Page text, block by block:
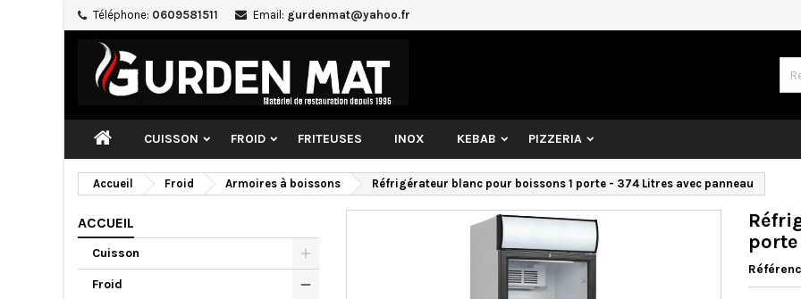
Téléphone: 0609581511 Email: gurdenmat@yahoo.fr
CUISSON FROID FRITEUSES INOX KEBAB PIZZERIA
Accueil Froid Armoires à boissons Réfrigérateur blanc pour boissons 1 porte - 374 Litres avec panneau
ACCUEIL
Cuisson
Froid